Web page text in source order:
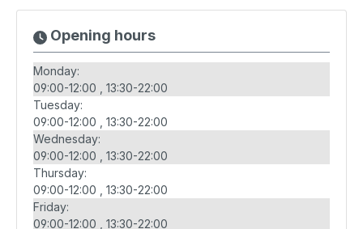
Opening hours
Monday:
09:00-12:00
13:30-22:00
Tuesday:
09:00-12:00
13:30-22:00
Wednesday:
09:00-12:00
13:30-22:00
Thursday:
09:00-12:00
13:30-22:00
Friday:
09:00-12:00
13:30-22:00